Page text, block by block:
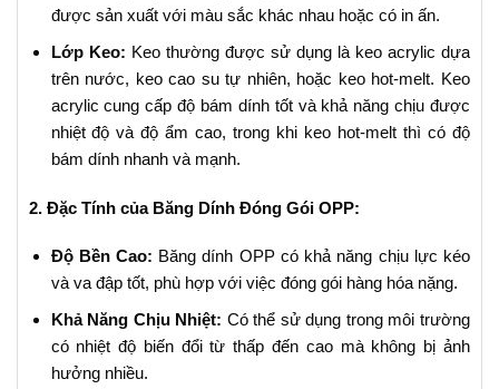
được sản xuất với màu sắc khác nhau hoặc có in ấn.
Lớp Keo: Keo thường được sử dụng là keo acrylic dựa
trên nước, keo cao su tự nhiên, hoặc keo hot-melt. Keo
acrylic cung cấp độ bám dính tốt và khả năng chịu được
nhiệt độ và độ ẩm cao, trong khi keo hot-melt thì có độ
bám dính nhanh và mạnh.
2. Đặc Tính của Băng Dính Đóng Gói OPP:
Độ Bền Cao: Băng dính OPP có khả năng chịu lực kéo
và va đập tốt, phù hợp với việc đóng gói hàng hóa nặng.
Khả Năng Chịu Nhiệt: Có thể sử dụng trong môi trường
có nhiệt độ biến đổi từ thấp đến cao mà không bị ảnh
hưởng nhiều.